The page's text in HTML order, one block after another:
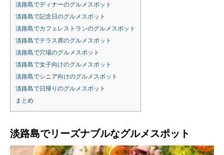
淡路島でディナーのグルメスポット
淡路島で記念日のグルメスポット
淡路島でカフェレストランのグルメスポット
淡路島でテラス席のグルメスポット
淡路島で穴場のグルメスポット
淡路島で女子向けのグルメスポット
淡路島でシニア向けのグルメスポット
淡路島で日帰りのグルメスポット
まとめ
淡路島でリーズナブルなグルメスポット